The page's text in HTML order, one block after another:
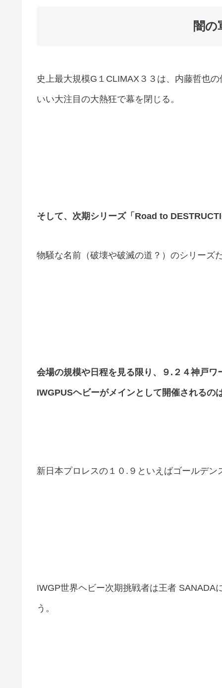
闇の
史上最大規模G１CLIMAX３３は、内藤哲也
いい大注目の大熱狂で幕を閉じる。
そして、次期シリーズ「Road to
物騒な名前（破壊や破滅の道？）のシリーズ
会場の規模や日程を見る限り、９.２４神戸
IWGPUSヘビーがメインとして開催されるの
新日本プロレスの１０.９といえばゴールデ
IWGP世界ヘビー次期挑戦者は王者 SANADA
う。